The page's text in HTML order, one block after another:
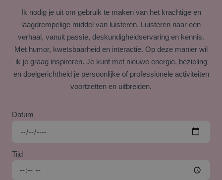
Ik nodig je uit om gebruik te maken van het krachtige en
laagdrempelige middel van luisteren. Luisteren naar een
verhaal, vanuit passie, deskundigheidservaring en kennis.
Met humor, kwetsbaarheid en interactie. Op deze manier wil
ik je graag inspireren. Je kunt met nieuwe energie, bezieling
en doelgerichtheid je persoonlijke of professionele activiteiten
voortzetten en uitbreiden.
Datum
Tijd